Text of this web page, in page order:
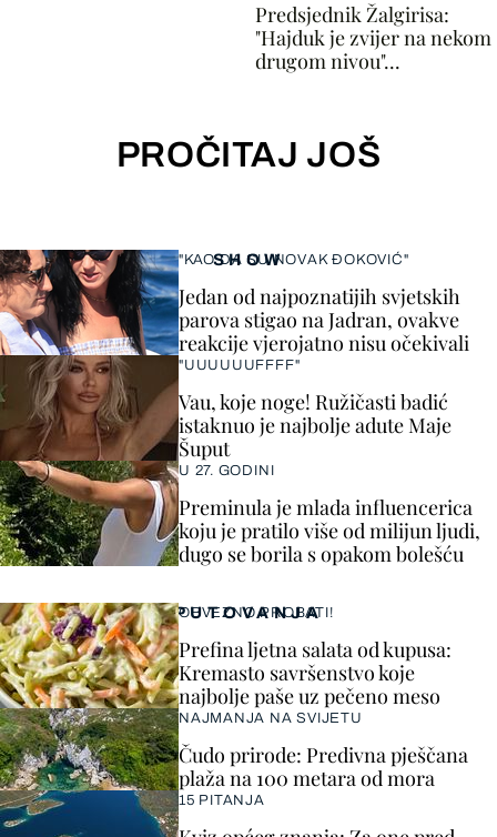
Predsjednik Žalgirisa:
"Hajduk je zvijer na nekom
drugom nivou"...
PROČITAJ JOŠ
SHOW
"KAO DA SU NOVAK ĐOKOVIĆ"
Jedan od najpoznatijih svjetskih
parova stigao na Jadran, ovakve
reakcije vjerojatno nisu očekivali
"UUUUUUFFFF"
Vau, koje noge! Ružičasti badić
istaknuo je najbolje adute Maje
Šuput
U 27. GODINI
Preminula je mlada influencerica
koju je pratilo više od milijun ljudi,
dugo se borila s opakom bolešću
PUTOVANJA
OBVEZNO PROBATI!
Prefina ljetna salata od kupusa:
Kremasto savršenstvo koje
najbolje paše uz pečeno meso
NAJMANJA NA SVIJETU
Čudo prirode: Predivna pješčana
plaža na 100 metara od mora
15 PITANJA